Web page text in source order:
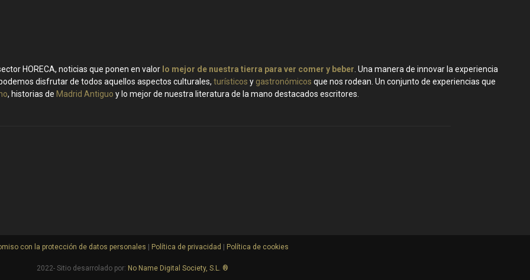
HORECA, noticias que ponen en valor lo mejor de nuestra tierra para ver comer y beber . Una manera de innovar la experiencia
disfrutar de todos aquellos aspectos culturales, turísticos y gastronómicos que nos rodean. Un conjunto de experiencias que
, historias de Madrid Antiguo y lo mejor de nuestra literatura de la mano destacados escritores.
con la protección de datos personales | Política de privacidad | Política de cookies
2022- Sitio desarrolado por: No Name Digital Society, S.L. ®